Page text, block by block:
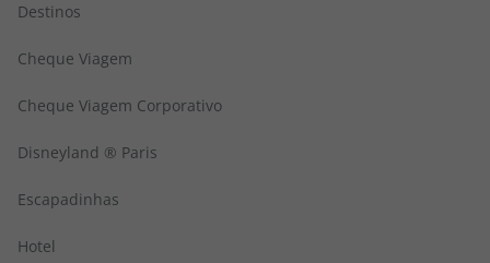
Destinos
Cheque Viagem
Cheque Viagem Corporativo
Disneyland ® Paris
Escapadinhas
Hotel